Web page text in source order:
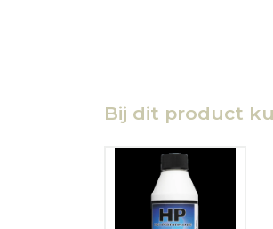
Bij dit product